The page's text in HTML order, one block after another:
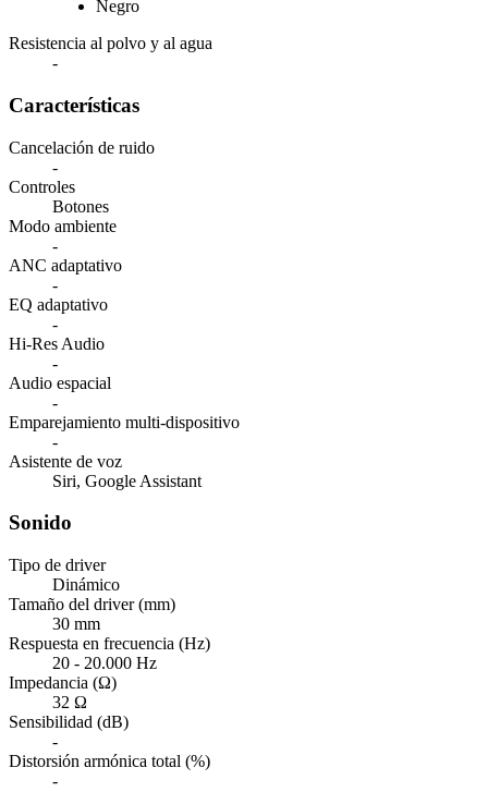
Negro
Resistencia al polvo y al agua
-
Características
Cancelación de ruido
-
Controles
Botones
Modo ambiente
-
ANC adaptativo
-
EQ adaptativo
-
Hi-Res Audio
-
Audio espacial
-
Emparejamiento multi-dispositivo
-
Asistente de voz
Siri, Google Assistant
Sonido
Tipo de driver
Dinámico
Tamaño del driver (mm)
30 mm
Respuesta en frecuencia (Hz)
20 - 20.000 Hz
Impedancia (Ω)
32 Ω
Sensibilidad (dB)
-
Distorsión armónica total (%)
-